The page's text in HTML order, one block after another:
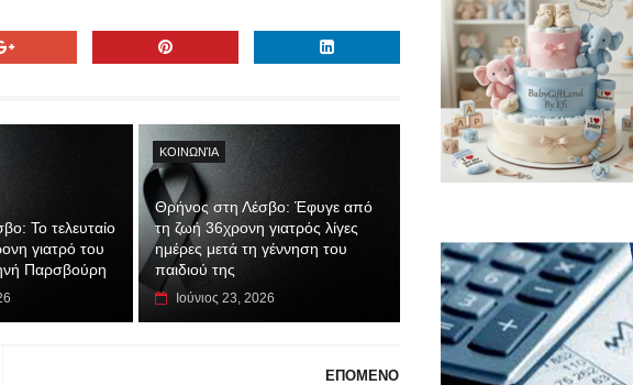
Το τελευταίο
γιατρό του
Παρσβούρη
ΚΟΙΝΩΝΊΑ
Θρήνος στη Λέσβο: Έφυγε από
τη ζωή 36χρονη γιατρός λίγες
ημέρες μετά τη γέννηση του
παιδιού της
Ιούνιος 23, 2026
ΕΠΟΜΕΝΟ